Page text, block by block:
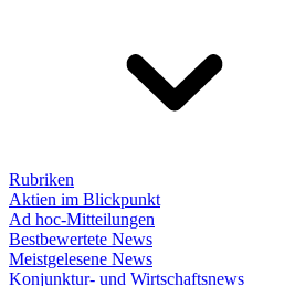
Rubriken
Aktien im Blickpunkt
Ad hoc-Mitteilungen
Bestbewertete News
Meistgelesene News
Konjunktur- und Wirtschaftsnews